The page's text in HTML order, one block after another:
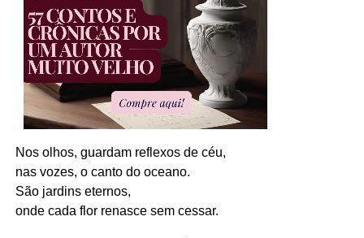
Nos olhos, guardam reflexos de céu,
nas vozes, o canto do oceano.
São jardins eternos,
onde cada flor renasce sem cessar.